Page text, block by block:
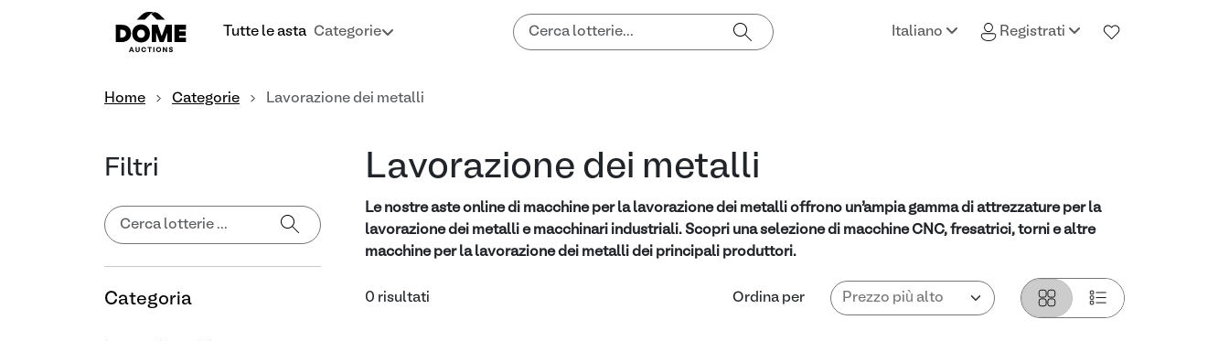
Tutte le asta Categorie Italiano Registrati
Home Categorie Lavorazione dei metalli
Filtri
Categoria
Lavorazione dei metalli
Le nostre aste online di macchine per la lavorazione dei metalli offrono un’ampia gamma di attrezzature per la
lavorazione dei metalli e macchinari industriali. Scopri una selezione di macchine CNC, fresatrici, torni e altre
macchine per la lavorazione dei metalli dei principali produttori.
0 risultati Ordina per